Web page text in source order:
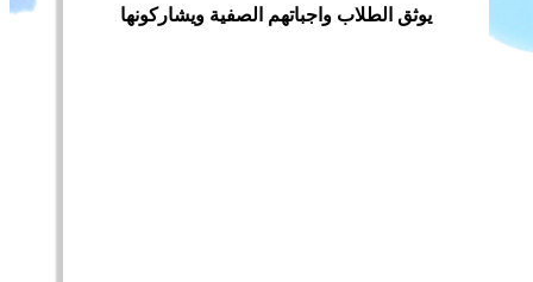
يوثق الطلاب واجباتهم الصفية ويشاركونها